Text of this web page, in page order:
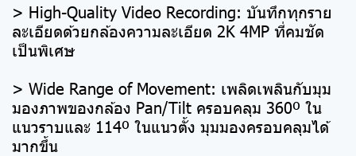
> High-Quality Video Recording: บันทึกทุกราย
ละเอียดด้วยกล้องความละเอียด 2K 4MP ที่คมชัด
เป็นพิเศษ
> Wide Range of Movement: เพลิดเพลินกับมุม
มองภาพของกล้อง Pan/Tilt ครอบคลุม 360º ใน
แนวราบและ 114º ในแนวตั้ง มุมมองครอบคลุมได้
มากขึ้น